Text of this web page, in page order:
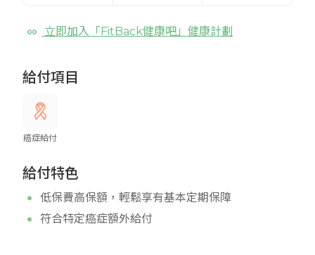
立即加入「FitBack健康吧」健康計劃
給付項目
癌症給付
給付特色
低保費高保額，輕鬆享有基本定期保障
符合特定癌症額外給付